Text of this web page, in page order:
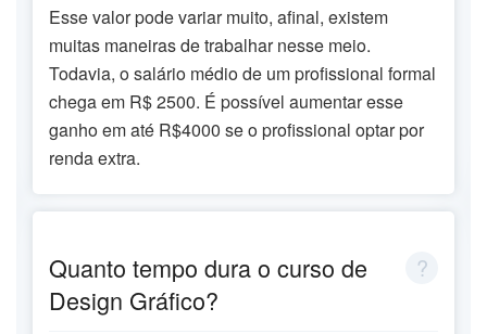
Esse valor pode variar muito, afinal, existem
muitas maneiras de trabalhar nesse meio.
Todavia, o salário médio de um profissional formal
chega em R$ 2500. É possível aumentar esse
ganho em até R$4000 se o profissional optar por
renda extra.
Quanto tempo dura o curso de
Design Gráfico?